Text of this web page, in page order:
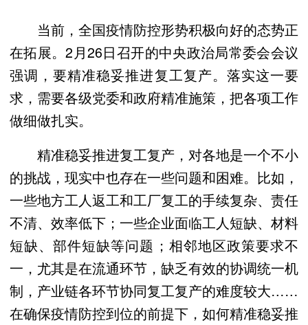
当前，全国疫情防控形势积极向好的态势正
在拓展。2月26日召开的中央政治局常委会会议
强调，要精准稳妥推进复工复产。落实这一要
求，需要各级党委和政府精准施策，把各项工作
做细做扎实。
精准稳妥推进复工复产，对各地是一个不小
的挑战，现实中也存在一些问题和困难。比如，
一些地方工人返工和工厂复工的手续复杂、责任
不清、效率低下；一些企业面临工人短缺、材料
短缺、部件短缺等问题；相邻地区政策要求不
一，尤其是在流通环节，缺乏有效的协调统一机
制，产业链各环节协同复工复产的难度较大……
在确保疫情防控到位的前提下，如何精准稳妥推